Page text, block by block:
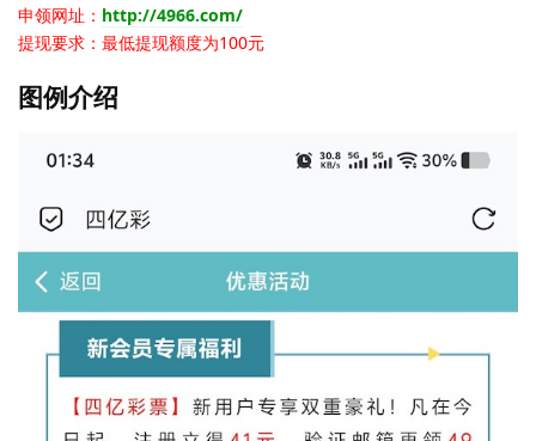
申领网址： http://4966.com/
提现要求：最低提现额度为100元
图例介绍